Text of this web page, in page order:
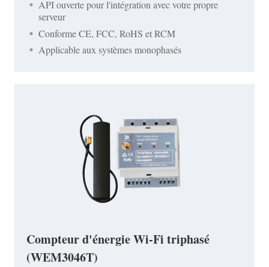
API ouverte pour l'intégration avec votre propre
serveur
Conforme CE, FCC, RoHS et RCM
Applicable aux systèmes monophasés
Compteur d'énergie Wi-Fi triphasé
(WEM3046T)